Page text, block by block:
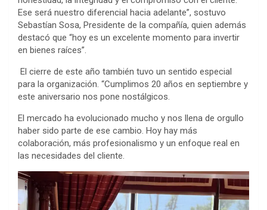
Ese será nuestro diferencial hacia adelante”, sostuvo
Sebastían Sosa, Presidente de la compañía, quien además
destacó que “hoy es un excelente momento para invertir
en bienes raíces”.
El cierre de este año también tuvo un sentido especial
para la organización. “Cumplimos 20 años en septiembre y
este aniversario nos pone nostálgicos.
El mercado ha evolucionado mucho y nos llena de orgullo
haber sido parte de ese cambio. Hoy hay más
colaboración, más profesionalismo y un enfoque real en
las necesidades del cliente.